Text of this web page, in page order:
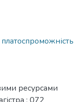
платоспроможність
ресурсами